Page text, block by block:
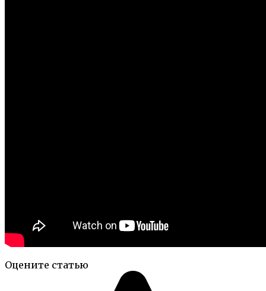
Оцените статью